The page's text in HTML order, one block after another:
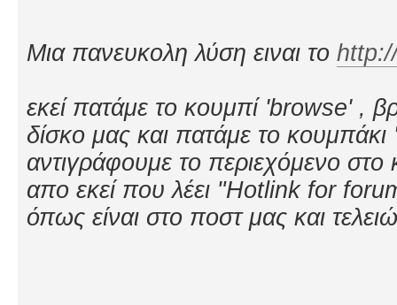
Μια πανευκολη λύση ειναι το
εκεί πατάμε το κουμπί 'browse' ,
δίσκο μας και πατάμε το
αντιγράφουμε το περιεχόμενο στο
απο εκεί που λέει "Hotlink for
όπως είναι στο ποστ μας και